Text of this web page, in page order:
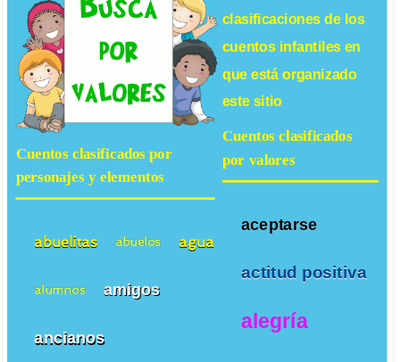
clasificaciones de los
cuentos infantilesen
que está organizado
este sitio
Cuentos clasificados
por valores
aceptarse
actitud positiva
alegría
Cuentos clasificados por
personajes y elementos
abuelitas abuelos agua
alumnos amigos
ancianos